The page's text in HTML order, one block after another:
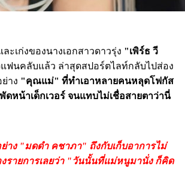
ะเก่งของนางเอกสาวดาวรุ่ง "เพิร์ธ วี
ฟนคลับแล้ว ล่าสุดสปอร์ตไลท์กลับไปส่อง
าง "คุณแม่" ที่ทำเอาหลายคนหลุดโฟกัส
ดหน้าเด็กเวอร์ จนแทบไม่เชื่อสายตาว่านี่
าง "มดดำ คชาภา" ถึงกับเก็บอาการไม่
รายการเลยว่า "วันนั้นที่แม่หนูมานั่ง ก็คิด